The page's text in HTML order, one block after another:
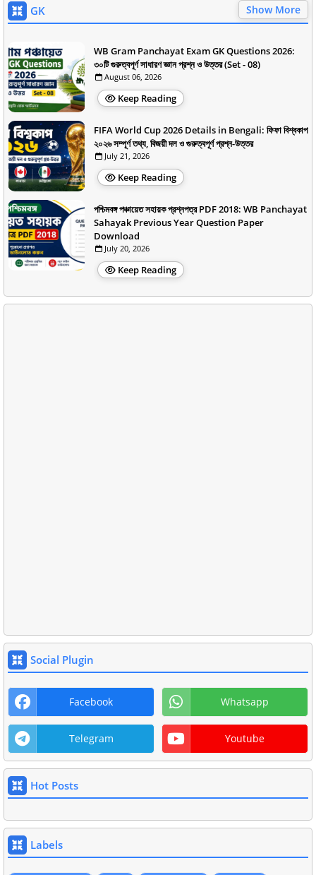
GK Show More
WB Gram Panchayat Exam GK Questions 2026:
৩০টি গুরুত্বপূর্ণ সাধারণ জ্ঞান প্রশ্ন ও উত্তর (Set - 08)
August 06, 2026
Keep Reading
FIFA World Cup 2026 Details in Bengali: ফিফা বিশ্বকাপ
২০২৬ সম্পূর্ণ তথ্য, বিজয়ী দল ও গুরুত্বপূর্ণ প্রশ্ন-উত্তর
July 21, 2026
Keep Reading
পশ্চিমবঙ্গ পঞ্চায়েত সহায়ক প্রশ্নপত্র PDF 2018: WB Panchayat
Sahayak Previous Year Question Paper
Download
July 20, 2026
Keep Reading
Social Plugin
Facebook Whatsapp
Telegram Youtube
Hot Posts
Labels